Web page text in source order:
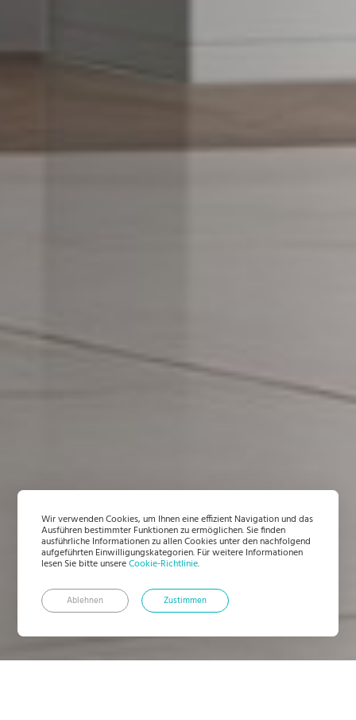
Wir verwenden Cookies, um Ihnen eine effizient Navigation und das
Ausführen bestimmter Funktionen zu ermöglichen. Sie finden
ausführliche Informationen zu allen Cookies unter den nachfolgend
aufgeführten Einwilligungskategorien. Für weitere Informationen
lesen Sie bitte unsereCookie-Richtlinie.
Zustimmen
Ablehnen